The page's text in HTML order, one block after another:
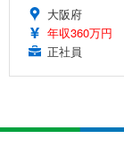
大阪府
年収360万円
正社員